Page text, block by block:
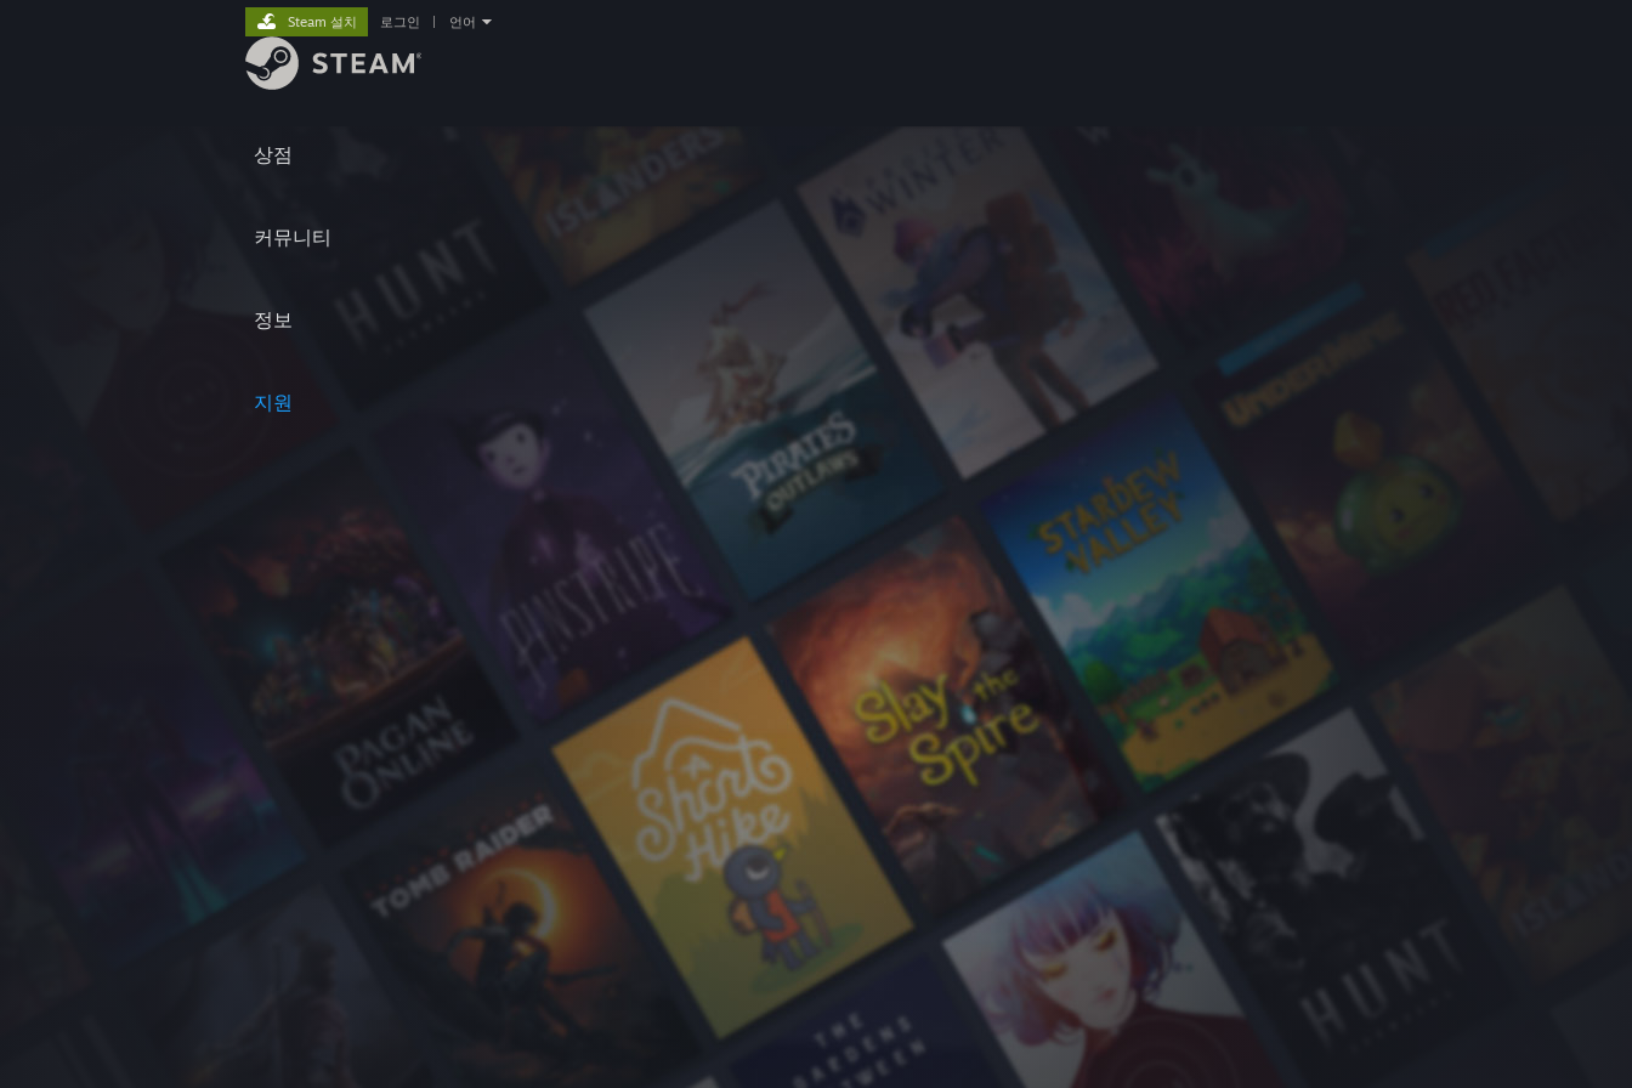
상점
커뮤니티
정보
지원
Steam 설치 로그인 언어